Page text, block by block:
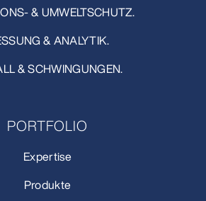
& UMWELTSCHUTZ.
& ANALYTIK.
& SCHWINGUNGEN.
PORTFOLIO
Expertise
Produkte